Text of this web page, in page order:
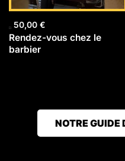
50,00 €
Rendez-vous chez le
barbier
NOTRE GUIDE